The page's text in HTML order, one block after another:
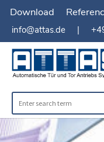
Download
info@attas.de | +49